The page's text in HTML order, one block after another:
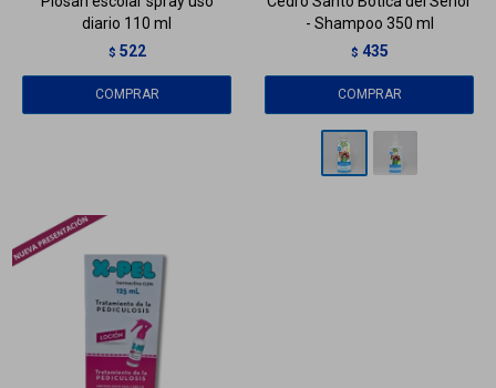
diario 110 ml
$ 522
- Shampoo 350 ml
$ 435